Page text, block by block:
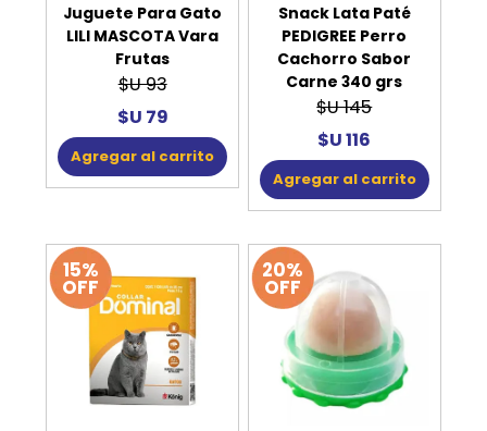
Juguete Para Gato
LILI MASCOTA Vara
Frutas
$U 93
$U 79
Agregar al carrito
Snack Lata Paté
PEDIGREE Perro
Cachorro Sabor
Carne 340 grs
$U 145
$U 116
Agregar al carrito
15%
OFF
20%
OFF